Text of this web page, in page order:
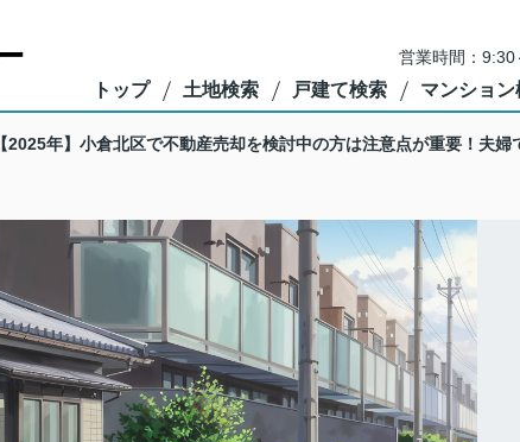
営業時間：
トップ 土地検索 戸建て検索 マンション
【2025年】小倉北区で不動産売却を検討中の方は注意点が重要！夫